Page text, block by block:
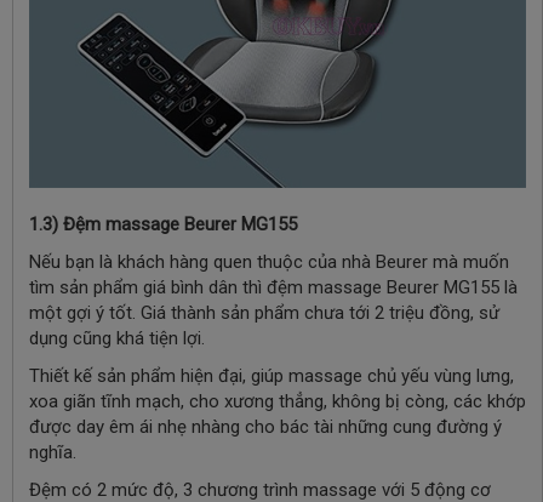
1.3) Đệm massage Beurer MG155
Nếu bạn là khách hàng quen thuộc của nhà Beurer mà muốn
tìm sản phẩm giá bình dân thì đệm massage Beurer MG155 là
một gợi ý tốt. Giá thành sản phẩm chưa tới 2 triệu đồng, sử
dụng cũng khá tiện lợi.
Thiết kế sản phẩm hiện đại, giúp massage chủ yếu vùng lưng,
xoa giãn tĩnh mạch, cho xương thẳng, không bị còng, các khớp
được day êm ái nhẹ nhàng cho bác tài những cung đường ý
nghĩa.
Đệm có 2 mức độ, 3 chương trình massage với 5 động cơ